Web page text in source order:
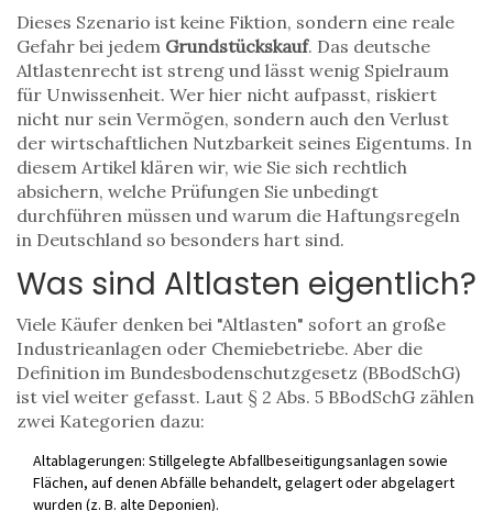
Dieses Szenario ist keine Fiktion, sondern eine reale
Gefahr bei jedem Grundstückskauf. Das deutsche
Altlastenrecht ist streng und lässt wenig Spielraum
für Unwissenheit. Wer hier nicht aufpasst, riskiert
nicht nur sein Vermögen, sondern auch den Verlust
der wirtschaftlichen Nutzbarkeit seines Eigentums. In
diesem Artikel klären wir, wie Sie sich rechtlich
absichern, welche Prüfungen Sie unbedingt
durchführen müssen und warum die Haftungsregeln
in Deutschland so besonders hart sind.
Was sind Altlasten eigentlich?
Viele Käufer denken bei "Altlasten" sofort an große
Industrieanlagen oder Chemiebetriebe. Aber die
Definition im Bundesbodenschutzgesetz (BBodSchG)
ist viel weiter gefasst. Laut § 2 Abs. 5 BBodSchG zählen
zwei Kategorien dazu:
Altablagerungen: Stillgelegte Abfallbeseitigungsanlagen sowie
Flächen, auf denen Abfälle behandelt, gelagert oder abgelagert
wurden (z. B. alte Deponien).